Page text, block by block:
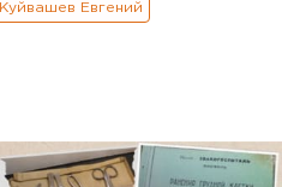
Куйвашев Евгений